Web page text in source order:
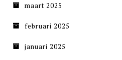
maart 2025
februari 2025
januari 2025